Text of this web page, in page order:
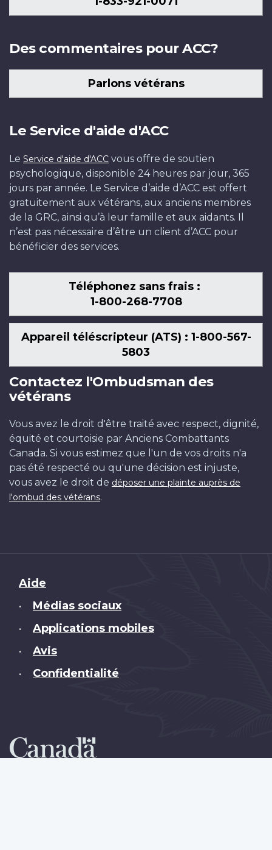
Des commentaires pour ACC?
Parlons vétérans
Le Service d'aide d'ACC
Le Service d'aide d'ACC vous offre de soutien
psychologique, disponible 24 heures par jour, 365
jours par année. Le Service d’aide d’ACC est offert
gratuitement aux vétérans, aux anciens membres
de la GRC, ainsi qu’à leur famille et aux aidants. Il
n’est pas nécessaire d’être un client d’ACC pour
bénéficier des services.
Téléphonez sans frais :
1-800-268-7708
Appareil téléscripteur (ATS) : 1-800-567-
5803
Contactez l'Ombudsman des
vétérans
Vous avez le droit d'être traité avec respect, dignité,
équité et courtoisie par Anciens Combattants
Canada. Si vous estimez que l'un de vos droits n'a
pas été respecté ou qu'une décision est injuste,
vous avez le droit de déposer une plainte auprès de
l'ombud des vétérans.
Brand
Aide
• Médias sociaux
• Applications mobiles
• Avis
• Confidentialité